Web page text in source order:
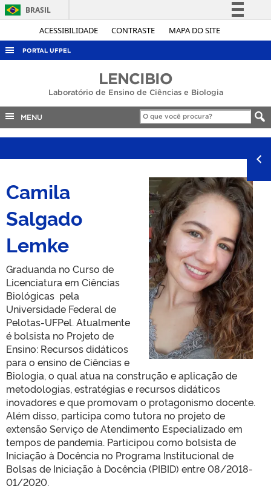
ACESSIBILIDADE CONTRASTE MAPA DO SITE
BRASIL
Simplifique!
Acesso à informação
Canais
PORTAL UFPEL
AUDITORIA
OUVIDORIA
PORTARIAS
LENCIBIO
Laboratório de Ensino de Ciências e Biologia
MENU
Camila
Salgado
Lemke
Graduanda no Curso de
Licenciatura em Ciências
Biológicas pela
Universidade Federal de
Pelotas-UFPel. Atualmente
é bolsista no Projeto de
Ensino: Recursos didáticos
para o ensino de Ciências e
Biologia, o qual atua na construção e aplicação de
metodologias, estratégias e recursos didáticos
inovadores e que promovam o protagonismo docente.
Além disso, participa como tutora no projeto de
extensão Serviço de Atendimento Especializado em
tempos de pandemia. Participou como bolsista de
Iniciação à Docência no Programa Institucional de
Bolsas de Iniciação à Docência (PIBID) entre 08/2018-
01/2020.